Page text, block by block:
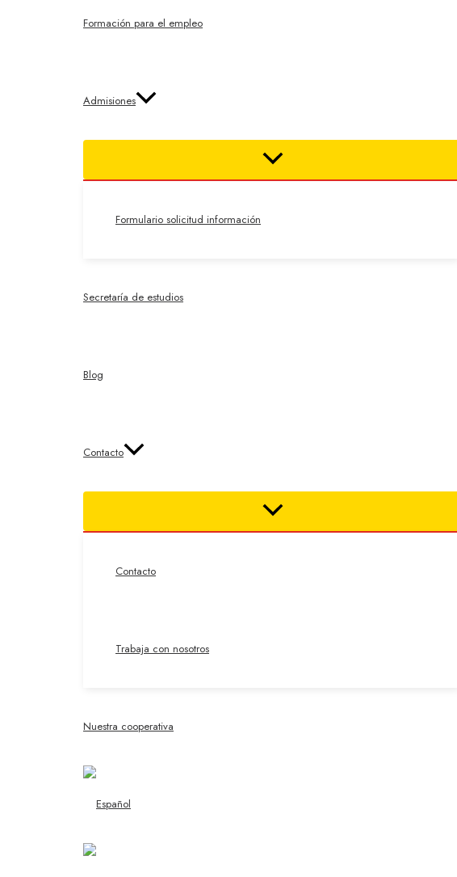
Formación para el empleo
Admisiones
Formulario solicitud información
Secretaría de estudios
Blog
Contacto
Contacto
Trabaja con nosotros
Nuestra cooperativa